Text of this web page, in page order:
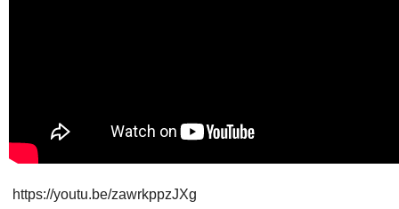
https://youtu.be/zawrkppzJXg